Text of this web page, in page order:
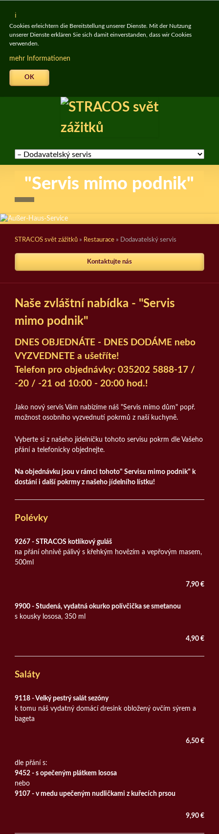
Cookies erleichtern die Bereitstellung unserer Dienste. Mit der Nutzung
unserer Dienste erklären Sie sich damit einverstanden, dass wir Cookies
verwenden.
mehr Informationen
OK
navigation
"Servis mimo podnik"
STRACOS svět zážitků» Restaurace» Dodavatelský servis
Kontaktujte nás
Naše zvláštní nabídka - "Servis
mimo podnik"
DNES OBJEDNÁTE - DNES DODÁME nebo
VYZVEDNETE a ušetříte!
Telefon pro objednávky: 035202 5888-17 /
-20 / -21 od 10:00 - 20:00 hod.!
Jako nový servis Vám nabízíme náš "Servis mimo dům" popř.
možnost osobního vyzvednutí pokrmů z naší kuchyně.
Vyberte si z našeho jídelníčku tohoto servisu pokrm dle Vašeho
přání a telefonicky objednejte.
Na objednávku jsou v rámci tohoto" Servisu mimo podnik" k
dostání i další pokrmy z našeho jídelního lístku!
Polévky
9267 - STRACOS kotlíkový guláš
na přání ohnivě pálivý s křehkým hovězím a vepřovým masem,
500ml
7,90 €
9900 - Studená, vydatná okurko polívčička se smetanou
s kousky lososa, 350 ml
4,90 €
Saláty
9118 - Velký pestrý salát sezóny
k tomu náš vydatný domácí dresink obložený ovčím sýrem a
bageta
6,50 €
dle přání s:
9452 - s opečeným plátkem lososa
nebo
9107 - v medu upečeným nudličkami z kuřecích prsou
9,90 €